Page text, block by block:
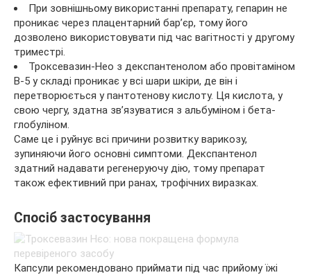
При зовнішньому використанні препарату, гепарин не
проникає через плацентарний бар’єр, тому його
дозволено використовувати під час вагітності у другому
триместрі.
Троксевазин-Нео з декспантенолом або провітаміном
В-5 у складі проникає у всі шари шкіри, де він і
перетворюється у пантотенову кислоту. Ця кислота, у
свою чергу, здатна зв’язуватися з альбуміном і бета-
глобуліном.
Саме це і руйнує всі причини розвитку варикозу,
зупиняючи його основні симптоми. Декспантенол
здатний надавати регенеруючу дію, тому препарат
також ефективний при ранах, трофічних виразках.
Спосіб застосування
Капсули рекомендовано приймати під час прийому їжі